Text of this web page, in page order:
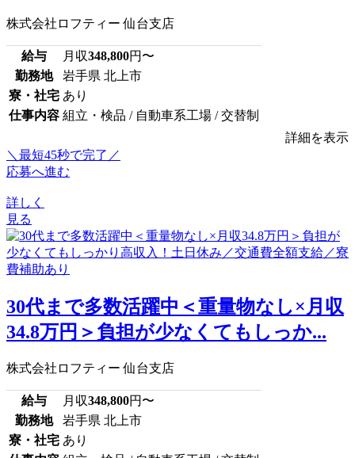
株式会社ロフティー 仙台支店
給与 月収348,800円〜
勤務地
岩手県 北上市
寮・社宅 あり
仕事内容 組立・検品 / 自動車系工場 / 交替制
詳細を表示
＼最短45秒で完了／
応募へ進む
詳しく
見る
30代まで多数活躍中＜重量物なし×月収
34.8万円＞負担が少なくてもしっか...
株式会社ロフティー 仙台支店
給与 月収348,800円〜
勤務地
岩手県 北上市
寮・社宅 あり